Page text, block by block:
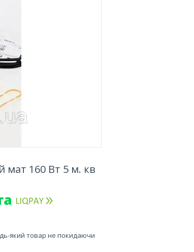
мат 160 Вт 5 м. кв
який товар не покидаючи